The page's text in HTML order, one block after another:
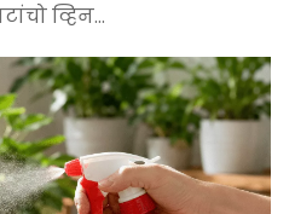
व्हिन...